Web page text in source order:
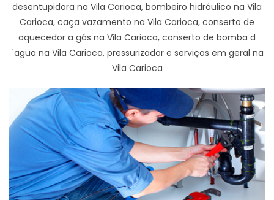
desentupidora na Vila Carioca, bombeiro hidráulico na Vila
Carioca, caça vazamento na Vila Carioca, conserto de
aquecedor a gás na Vila Carioca, conserto de bomba d
´agua na Vila Carioca, pressurizador e serviços em geral na
Vila Carioca